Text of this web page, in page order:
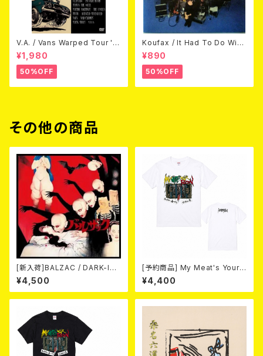
V.A. / Vans Warped Tour '0
3 (DVD)
¥1,980
50%OFF
Koufax / It Had To Do With
Love (CD)
¥890
50%OFF
その他の商品
[新入荷]BALZAC / DARK-IS
M -20th Anniversary Comp
ilation- (2CD)
¥4,500
[予約商品] My Meat's Your
Poison -あんたにゃ毒でもオイ
ラにゃ薬- (White) 熊本地震 復
興支援T-shirt 2026年8月末
¥4,400